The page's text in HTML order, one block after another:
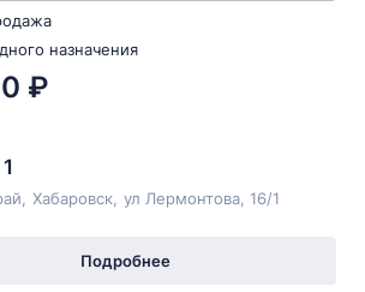
назначения
₽
Хабаровск ул Лермонтова , 16/1
Подробнее